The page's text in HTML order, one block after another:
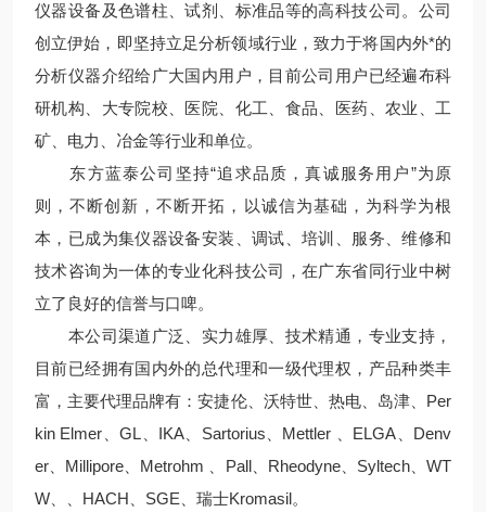
仪器设备及色谱柱、试剂、标准品等的高科技公司。公司
创立伊始，即坚持立足分析领域行业，致力于将国内外*的
分析仪器介绍给广大国内用户，目前公司用户已经遍布科
研机构、大专院校、医院、化工、食品、医药、农业、工
矿、电力、冶金等行业和单位。
东方蓝泰公司坚持“追求品质，真诚服务用户”为原
则，不断创新，不断开拓，以诚信为基础，为科学为根
本，已成为集仪器设备安装、调试、培训、服务、维修和
技术咨询为一体的专业化科技公司，在广东省同行业中树
立了良好的信誉与口啤。
本公司渠道广泛、实力雄厚、技术精通，专业支持，
目前已经拥有国内外的总代理和一级代理权，产品种类丰
富，主要代理品牌有：安捷伦、沃特世、热电、岛津、Per
kin Elmer、GL、IKA、Sartorius、Mettler 、ELGA、Denv
er、Millipore、Metrohm 、Pall、Rheodyne、Syltech、WT
W、、HACH、SGE、瑞士Kromasil。